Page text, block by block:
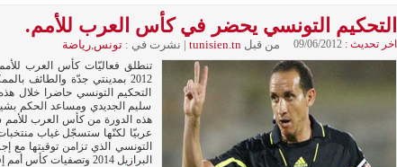
أخبار مختلفة
التحكيم التونسي يحضر في كأس العرب للأمم.
اخر تحديث : 09/06/2012 من قبلtunisien.tn
| نشرت في :تونس,رياضة
2012 بمدينتي جدّة والطائف
التحكيم التونسي حاضرا خلال
سليم الجديدي ومساعد الحكم
هذه الدورة من كأس العرب
عربيّا لكنّها ستسجّل غياب
التونسي الذي تزامن توقيتها مع
البرازيل 2014 وتصفيات كأس أمم إفريقيا 2013.